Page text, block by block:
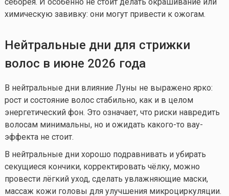
химическую завивку: они могут привести к ожогам.
Нейтральные дни для стрижки
волос в июне 2026 года
В нейтральные дни влияние Луны не выражено ярко:
рост и состояние волос стабильно, как и в целом
энергетический фон. Это означает, что риски навредить
волосам минимальны, но и ожидать какого-то вау-
эффекта не стоит.
В нейтральные дни хорошо подравнивать и убирать
секущиеся кончики, корректировать чёлку, можно
провести лёгкий уход, сделать увлажняющие маски,
массаж кожи головы для улучшения микроциркуляции.